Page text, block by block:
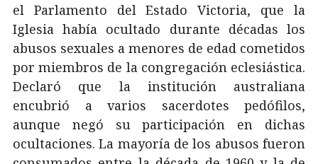
el Parlamento del Estado Victoria, que la
Iglesia había ocultado durante décadas los
abusos sexuales a menores de edad cometidos
por miembros de la congregación eclesiástica.
Declaró que la institución australiana
encubrió a varios sacerdotes pedófilos,
aunque negó su participación en dichas
ocultaciones. La mayoría de los abusos fueron